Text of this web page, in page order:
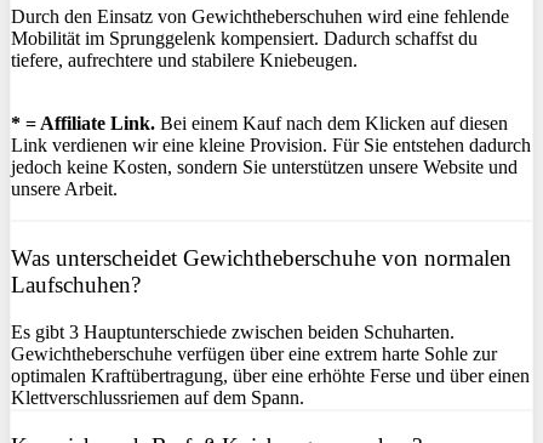
Durch den Einsatz von Gewichtheberschuhen wird eine fehlende
Mobilität im Sprunggelenk kompensiert. Dadurch schaffst du
tiefere, aufrechtere und stabilere Kniebeugen.
* = Affiliate Link. Bei einem Kauf nach dem Klicken auf diesen
Link verdienen wir eine kleine Provision. Für Sie entstehen dadurch
jedoch keine Kosten, sondern Sie unterstützen unsere Website und
unsere Arbeit.
Was unterscheidet Gewichtheberschuhe von normalen
Laufschuhen?
Es gibt 3 Hauptunterschiede zwischen beiden Schuharten.
Gewichtheberschuhe verfügen über eine extrem harte Sohle zur
optimalen Kraftübertragung, über eine erhöhte Ferse und über einen
Klettverschlussriemen auf dem Spann.